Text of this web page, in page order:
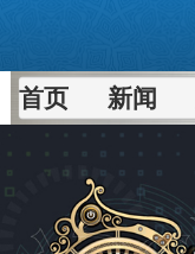
首页 新闻